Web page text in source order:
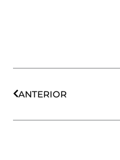
ANTERIOR